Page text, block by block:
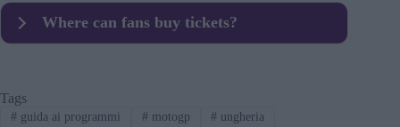
The motorcycle layout is just over 4 km long with
u003cstrongu003e17 cornersu003c/strongu003e, built
Where can fans buy tickets?
Tags
#guida ai programmi #motogp # ungheria